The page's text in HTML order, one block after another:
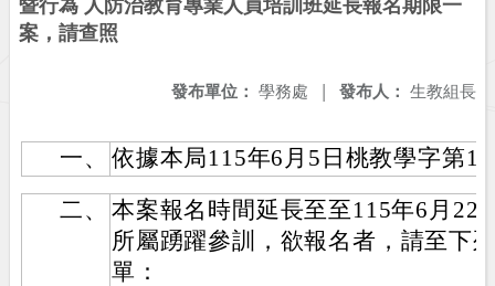
案，請查照
發布人： 生教組長
發布單位： 學務處 |
一、
依據本局115年6月5日桃教學字第
二、
本案報名時間延長至至115年6月22
所屬踴躍參訓，欲報名者，請至下
單：